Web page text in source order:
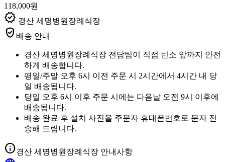
118,000원
verified 경산 세명병원장례식장
verified_user 배송 안내
경산 세명병원장례식장 전담팀이 직접 빈소 앞까지 안전
하게 배송합니다.
평일/주말 오후 6시 이전 주문 시 2시간에서 4시간 내 당
일 배송됩니다.
당일 오후 6시 이후 주문 시에는 다음날 오전 9시 이후에
배송됩니다.
배송 완료 후 설치 사진을 주문자 휴대폰번호로 문자 전
송해 드립니다.
info경산 세명병원장례식장 안내사항